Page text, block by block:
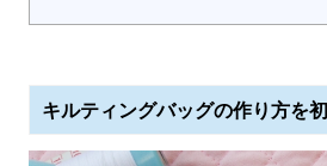
キルティングバッグの作り方を